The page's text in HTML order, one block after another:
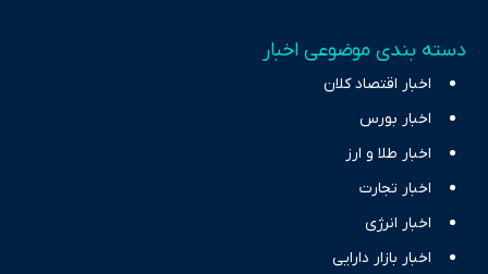
دسته بندی موضوعی اخبار
اخبار اقتصاد کلان
اخبار بورس
اخبار طلا و ارز
اخبار تجارت
اخبار انرژی
اخبار بازار دارایی